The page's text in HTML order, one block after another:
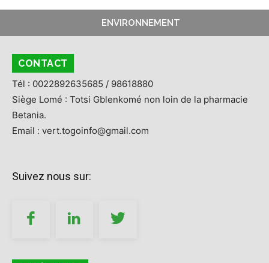
ENVIRONNEMENT
CONTACT
Tél : 0022892635685 / 98618880
Siège Lomé : Totsi Gblenkomé non loin de la pharmacie
Betania.
Email : vert.togoinfo@gmail.com
Suivez nous sur: